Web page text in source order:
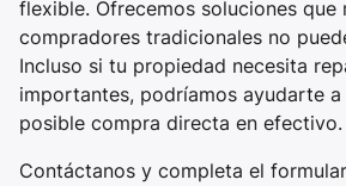
flexible. Ofrecemos soluciones que
compradores tradicionales no
Incluso si tu propiedad necesita
importantes, podríamos ayudarte a
posible compra directa en efectivo.
Contáctanos y completa el